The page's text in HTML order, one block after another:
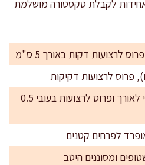
לקבלת טקסטורה מושלמת
1 זוקיני (200 גרם), חצוי לאורך ופרוס לרצועות בעובי 0.5